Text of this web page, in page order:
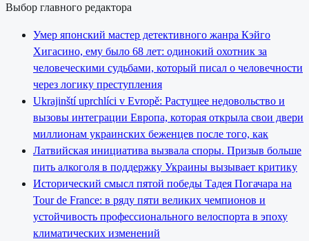
Выбор главного редактора
Умер японский мастер детективного жанра Кэйго
Хигасино, ему было 68 лет: одинокий охотник за
человеческими судьбами, который писал о человечности
через логику преступления
Ukrajinští uprchlíci v Evropě: Растущее недовольство и
вызовы интеграции Европа, которая открыла свои двери
миллионам украинских беженцев после того, как
Латвийская инициатива вызвала споры. Призыв больше
пить алкоголя в поддержку Украины вызывает критику
Исторический смысл пятой победы Тадея Погачара на
Tour de France: в ряду пяти великих чемпионов и
устойчивость профессионального велоспорта в эпоху
климатических изменений